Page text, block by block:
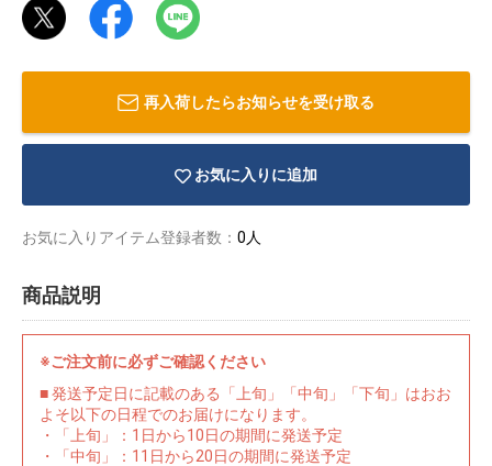
再入荷したらお知らせを受け取る
お気に入りに追加
お気に入りアイテム登録者数： 0人
商品説明
※ご注文前に必ずご確認ください
■ 発送予定日に記載のある「上旬」「中旬」「下旬」はおお
よそ以下の日程でのお届けになります。
・「上旬」：1日から10日の期間に発送予定
・「中旬」：11日から20日の期間に発送予定
イラストレ
ーター
アダルトグ
ッズ